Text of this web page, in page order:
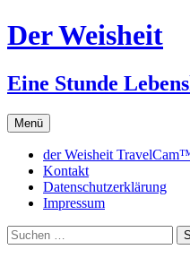
Zum
Inhalt
Der Weisheit
Eine Stunde
Menü
der Weisheit
Kontakt
Datenschutzerklärung
Impressum
Suchen
nach: